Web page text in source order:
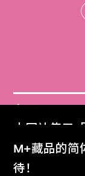
本网站使用
体验。
了解更多
M+藏品的简
待！
门票
Get Tickets